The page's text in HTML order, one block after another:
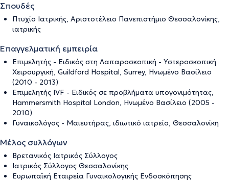
Σπουδές
Πτυχίο Ιατρικής, Αριστοτέλειο Πανεπιστήμιο Θεσσαλονίκης,
ιατρικής
Επαγγελματική εμπειρία
Επιμελητής - Ειδικός στη Λαπαροσκοπική - Υστεροσκοπική
Χειρουργική, Guildford Hospital, Surrey, Ηνωμένο Βασίλειο
(2010 - 2013)
Επιμελητής IVF - Ειδικός σε προβλήματα υπογονιμότητας,
Hammersmith Hospital London, Ηνωμένο Βασίλειο (2005 -
2010)
Γυναικολόγος - Μαιευτήρας, ιδιωτικό ιατρείο, Θεσσαλονίκη
Μέλος συλλόγων
Βρετανικός Ιατρικός Σύλλογος
Ιατρικός Σύλλογος Θεσσαλονίκης
Ευρωπαϊκή Εταιρεία Γυναικολογικής Ενδοσκόπησης